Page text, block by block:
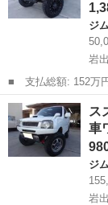
ジ
岩
■ 支払総額: 152万円 ■ 車両本体価格： 1,380,000 円 ■ メーカー
名： スズキ ■ 車
インド 特別仕様車
後ＦＲＰバ...
和歌山 岩出市
ス
車
ジ
岩